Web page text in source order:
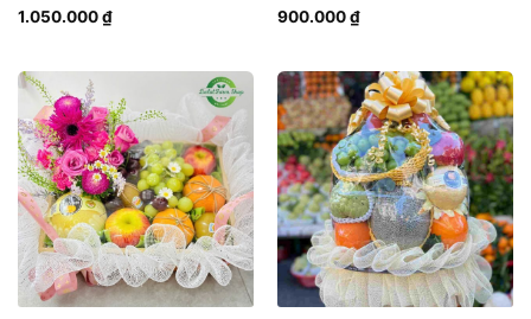
1.050.000₫ 900.000₫